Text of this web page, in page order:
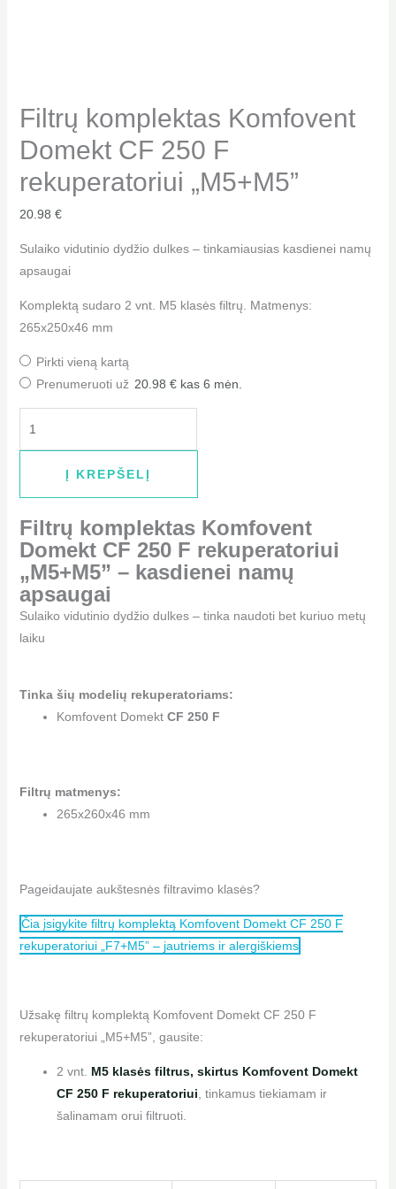
Filtrų komplektas Komfovent
Domekt CF 250 F
rekuperatoriui „M5+M5”
20.98 €
Sulaiko vidutinio dydžio dulkes – tinkamiausias kasdienei namų
apsaugai
Komplektą sudaro 2 vnt. M5 klasės filtrų. Matmenys:
265x250x46 mm
Pirkti vieną kartą
Prenumeruoti už 20.98€ kas 6 mėn.
Į KREPŠELĮ
Filtrų komplektas Komfovent
Domekt CF 250 F rekuperatoriui
„M5+M5” – kasdienei namų
apsaugai
Sulaiko vidutinio dydžio dulkes – tinka naudoti bet kuriuo metų
laiku
Tinka šių modelių rekuperatoriams:
Komfovent Domekt CF 250 F
Filtrų matmenys:
265x260x46 mm
Pageidaujate aukštesnės filtravimo klasės?
Čia įsigykite filtrų komplektą Komfovent Domekt CF 250 F
rekuperatoriui „F7+M5” – jautriems ir alergiškiems
Užsakę filtrų komplektą Komfovent Domekt CF 250 F
rekuperatoriui „M5+M5”, gausite:
2 vnt. M5 klasės filtrus, skirtus Komfovent Domekt
CF 250 F rekuperatoriui, tinkamus tiekiamam ir
šalinamam orui filtruoti.